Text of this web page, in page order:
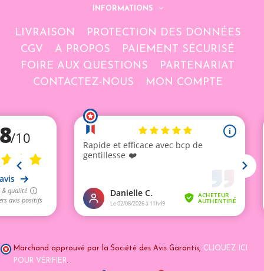
INFORMATIONS
LIVRAISON
PROTECTION DES DONNÉES
CGV
A PROPOS
PAIEMENT SÉCURISÉ
FOIRE AUX QUESTIONS
PARTENARIAT
CONTACTEZ-NOUS
MON COMPTE
Marchand approuvé par la Société des Avis Garantis, CLIQUEZ ICI
POUR VÉRIFIER.